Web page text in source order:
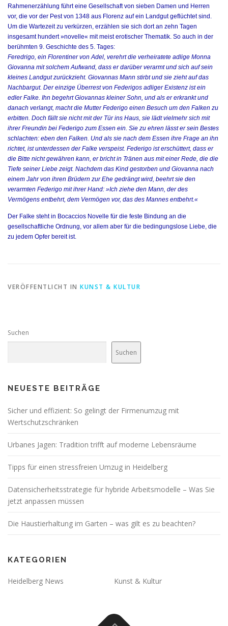
Rahmenerzählung führt eine Gesellschaft von sieben Damen und Herren
vor, die vor der Pest von 1348 aus Florenz auf ein Landgut geflüchtet sind.
Um die Wartezeit zu verkürzen, erzählen sie sich dort an zehn Tagen
insgesamt hundert »novelle« mit meist erotischer Thematik. So auch in der
berühmten 9. Geschichte des 5. Tages:
Feredrigo, ein Florentiner von Adel, verehrt die verheiratete adlige Monna
Giovanna mit solchem Aufwand, dass er darüber verarmt und sich auf sein
kleines Landgut zurückzieht. Giovannas Mann stirbt und sie zieht auf das
Nachbargut. Der einzige Überrest von Federigos adliger Existenz ist ein
edler Falke. Ihn begehrt Giovannas kleiner Sohn, und als er erkrankt und
danach verlangt, macht die Mutter Federigo einen Besuch um den Falken zu
erbitten. Doch fällt sie nicht mit der Tür ins Haus, sie lädt vielmehr sich mit
ihrer Freundin bei Federigo zum Essen ein. Sie zu ehren lässt er sein Bestes
schlachten: eben den Falken. Und als sie nach dem Essen ihre Frage an ihn
richtet, ist unterdessen der Falke verspeist. Federigo ist erschüttert, dass er
die Bitte nicht gewähren kann, er bricht in Tränen aus mit einer Rede, die die
Tiefe seiner Liebe zeigt. Nachdem das Kind gestorben und Giovanna nach
einem Jahr von ihren Brüdern zur Ehe gedrängt wird, beehrt sie den
verarmten Federigo mit ihrer Hand: »Ich ziehe den Mann, der des
Vermögens entbehrt, dem Vermögen vor, das des Mannes entbehrt.«
Der Falke steht in Bocaccios Novelle für die feste Bindung an die
gesellschaftliche Ordnung, vor allem aber für die bedingungslose Liebe, die
zu jedem Opfer bereit ist.
VERÖFFENTLICHT IN KUNST & KULTUR
Suchen
Suchen
NEUESTE BEITRÄGE
Sicher und effizient: So gelingt der Firmenumzug mit
Wertschutzschränken
Urbanes Jagen: Tradition trifft auf moderne Lebensräume
Tipps für einen stressfreien Umzug in Heidelberg
Datensicherheitsstrategie für hybride Arbeitsmodelle – Was Sie
jetzt anpassen müssen
Die Haustierhaltung im Garten – was gilt es zu beachten?
KATEGORIEN
Heidelberg News Kunst & Kultur